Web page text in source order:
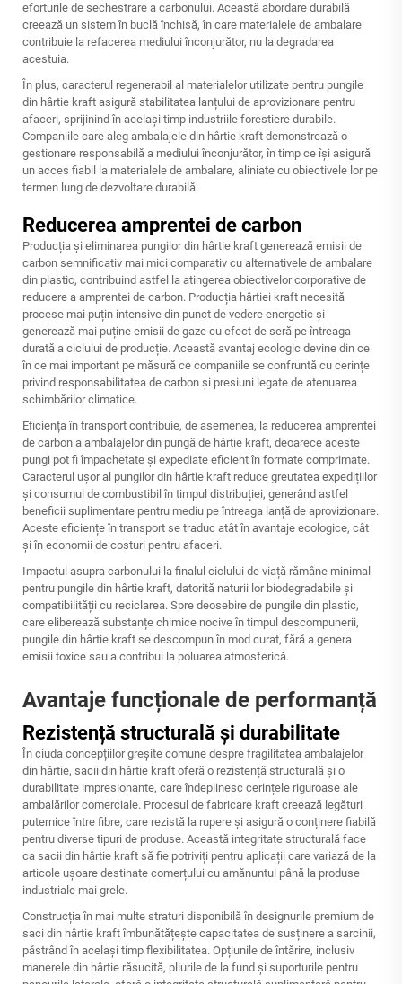
eforturile de sechestrare a carbonului. Această abordare durabilă
creează un sistem în buclă închisă, în care materialele de ambalare
contribuie la refacerea mediului înconjurător, nu la degradarea
acestuia.
În plus, caracterul regenerabil al materialelor utilizate pentru pungile
din hârtie kraft asigură stabilitatea lanțului de aprovizionare pentru
afaceri, sprijinind în același timp industriile forestiere durabile.
Companiile care aleg ambalajele din hârtie kraft demonstrează o
gestionare responsabilă a mediului înconjurător, în timp ce își asigură
un acces fiabil la materialele de ambalare, aliniate cu obiectivele lor pe
termen lung de dezvoltare durabilă.
Reducerea amprentei de carbon
Producția și eliminarea pungilor din hârtie kraft generează emisii de
carbon semnificativ mai mici comparativ cu alternativele de ambalare
din plastic, contribuind astfel la atingerea obiectivelor corporative de
reducere a amprentei de carbon. Producția hârtiei kraft necesită
procese mai puțin intensive din punct de vedere energetic și
generează mai puține emisii de gaze cu efect de seră pe întreaga
durată a ciclului de producție. Această avantaj ecologic devine din ce
în ce mai important pe măsură ce companiile se confruntă cu cerințe
privind responsabilitatea de carbon și presiuni legate de atenuarea
schimbărilor climatice.
Eficiența în transport contribuie, de asemenea, la reducerea amprentei
de carbon a ambalajelor din pungă de hârtie kraft, deoarece aceste
pungi pot fi împachetate și expediate eficient în formate comprimate.
Caracterul ușor al pungilor din hârtie kraft reduce greutatea expedițiilor
și consumul de combustibil în timpul distribuției, generând astfel
beneficii suplimentare pentru mediu pe întreaga lanță de aprovizionare.
Aceste eficiențe în transport se traduc atât în avantaje ecologice, cât
și în economii de costuri pentru afaceri.
Impactul asupra carbonului la finalul ciclului de viață rămâne minimal
pentru pungile din hârtie kraft, datorită naturii lor biodegradabile și
compatibilității cu reciclarea. Spre deosebire de pungile din plastic,
care eliberează substanțe chimice nocive în timpul descompunerii,
pungile din hârtie kraft se descompun în mod curat, fără a genera
emisii toxice sau a contribui la poluarea atmosferică.
Avantaje funcționale de performanță
Rezistență structurală și durabilitate
În ciuda concepțiilor greșite comune despre fragilitatea ambalajelor
din hârtie, sacii din hârtie kraft oferă o rezistență structurală și o
durabilitate impresionante, care îndeplinesc cerințele riguroase ale
ambalărilor comerciale. Procesul de fabricare kraft creează legături
puternice între fibre, care rezistă la rupere și asigură o conținere fiabilă
pentru diverse tipuri de produse. Această integritate structurală face
ca sacii din hârtie kraft să fie potriviți pentru aplicații care variază de la
articole ușoare destinate comerțului cu amănuntul până la produse
industriale mai grele.
Construcția în mai multe straturi disponibilă în designurile premium de
saci din hârtie kraft îmbunătățește capacitatea de susținere a sarcinii,
păstrând în același timp flexibilitatea. Opțiunile de întărire, inclusiv
manerele din hârtie răsucită, pliurile de la fund și suporturile pentru